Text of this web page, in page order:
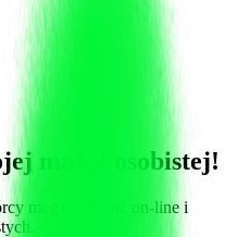
marki osobistej!
mogą zarabiać on-line i